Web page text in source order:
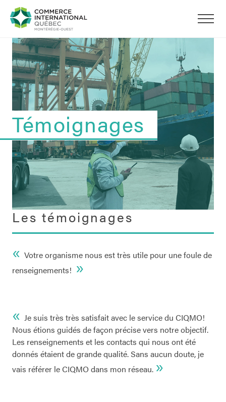
Témoignages
Les témoignages
« Votre organisme nous est très utile pour une foule de
renseignements! »
« Je suis très très satisfait avec le service du CIQMO!
Nous étions guidés de façon précise vers notre objectif.
Les renseignements et les contacts qui nous ont été
donnés étaient de grande qualité. Sans aucun doute, je
vais référer le CIQMO dans mon réseau. »